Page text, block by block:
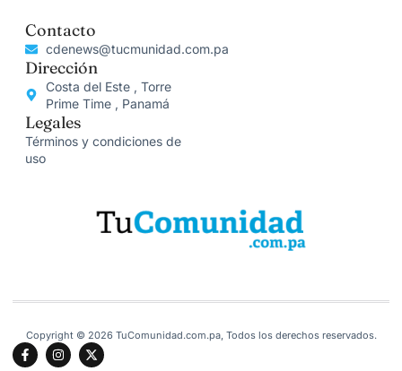
Contacto
cdenews@tucmunidad.com.pa
Dirección
Costa del Este , Torre
Prime Time , Panamá
Legales
Términos y condiciones de
uso
Copyright © 2026 TuComunidad.com.pa, Todos los derechos reservados.